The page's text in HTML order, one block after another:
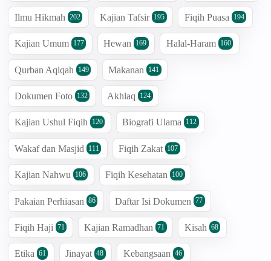
Ilmu Hikmah 202 Kajian Tafsir 195 Fiqih Puasa 194
Kajian Umum 177 Hewan 169 Halal-Haram 160
Qurban Aqiqah 149 Makanan 141
Dokumen Foto 132 Akhlaq 124
Kajian Ushul Fiqih 120 Biografi Ulama 112
Wakaf dan Masjid 111 Fiqih Zakat 107
Kajian Nahwu 106 Fiqih Kesehatan 100
Pakaian Perhiasan 86 Daftar Isi Dokumen 77
Fiqih Haji 71 Kajian Ramadhan 71 Kisah 68
Etika 61 Jinayat 48 Kebangsaan 46